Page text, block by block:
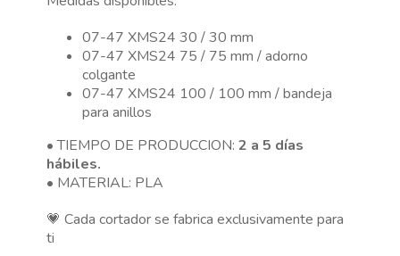
07-47 XMS24 30 / 30 mm
07-47 XMS24 75 / 75 mm / adorno
colgante
07-47 XMS24 100 / 100 mm / bandeja
para anillos
• TIEMPO DE PRODUCCION:2 a 5 días
hábiles.
• MATERIAL: PLA
💗 Cada cortador se fabrica exclusivamente para
ti